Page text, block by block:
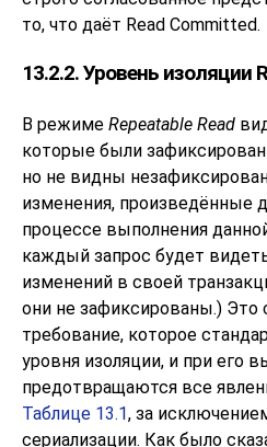
то, что даёт Read Committed.
13.2.2. Уровень изоляции
В режиме Repeatable Read
которые были
но не видны
изменения, произведённые
процессе выполнения
каждый запрос будет
изменений в своей
они не зафиксированы.) Это
требование, которое
уровня изоляции, и при его
предотвращаются все
Таблице 13.1, за
сериализации. Как было